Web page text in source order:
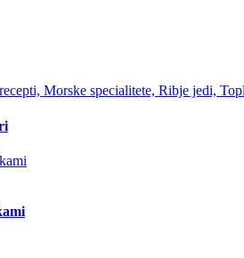
Morske specialitete, Ribje jedi,